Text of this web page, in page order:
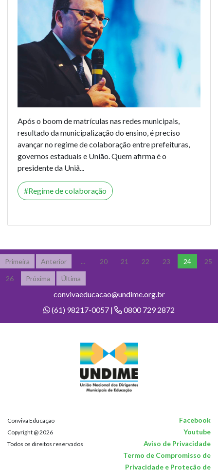
Após o boom de matrículas nas redes municipais,
resultado da municipalização do ensino, é preciso
avançar no regime de colaboração entre prefeituras,
governos estaduais e União. Quem afirma é o
presidente da Uniã...
Regime de colaboração
Primeira Anterior ... 20 21 22 23 24 25
26 Próxima Última
convivaeducacao@undime.org.br
(61) 98217-0057 |
0800 729 2872
Conviva Educação Facebook
Copyright @ 2026 Youtube
Todos os direitos reservados
Aviso de Privacidade
Termo de Compromisso de
Privacidade e Proteção de